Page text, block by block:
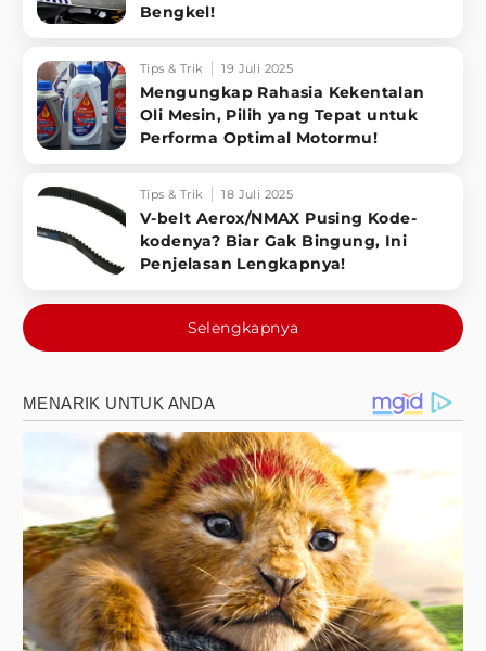
Bengkel!
Tips & Trik 19 Juli 2025
Mengungkap Rahasia Kekentalan
Oli Mesin, Pilih yang Tepat untuk
Performa Optimal Motormu!
Tips & Trik 18 Juli 2025
V-belt Aerox/NMAX Pusing Kode-
kodenya? Biar Gak Bingung, Ini
Penjelasan Lengkapnya!
Selengkapnya